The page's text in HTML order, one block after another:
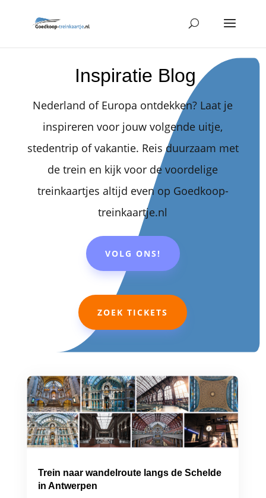
Inspiratie Blog
Nederland of Europa ontdekken? Laat je
inspireren voor jouw volgende uitje,
stedentrip of vakantie. Reis duurzaam met
de trein en kijk voor de voordelige
treinkaartjes altijd even op Goedkoop-
treinkaartje.nl
VOLG ONS!
ZOEK TICKETS
Trein naar wandelroute langs de Schelde
in Antwerpen